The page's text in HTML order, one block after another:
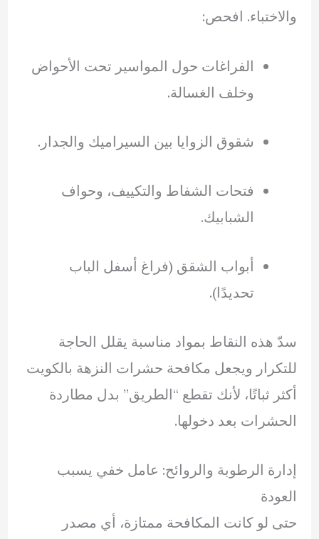
والاختباء. افحص:
الفراغات حول المواسير تحت الأحواض
وخلف الغسالة.
شقوق الزوايا بين السيراميك والجدار.
فتحات الشفاط والتكييف، وحواف
الشبابيك.
أبواب الشقق (فراغ أسفل الباب
تحديدًا).
سدّ هذه النقاط بمواد مناسبة يقلل الحاجة
للتكرار ويجعل مكافحة حشرات النزهة بالكويت
أكثر ثباتًا، لأنك تقطع “الطريق” بدل مطاردة
الحشرات بعد دخولها.
إدارة الرطوبة والروائح: عامل خفي يسبب
العودة
حتى لو كانت المكافحة ممتازة، أي مصدر